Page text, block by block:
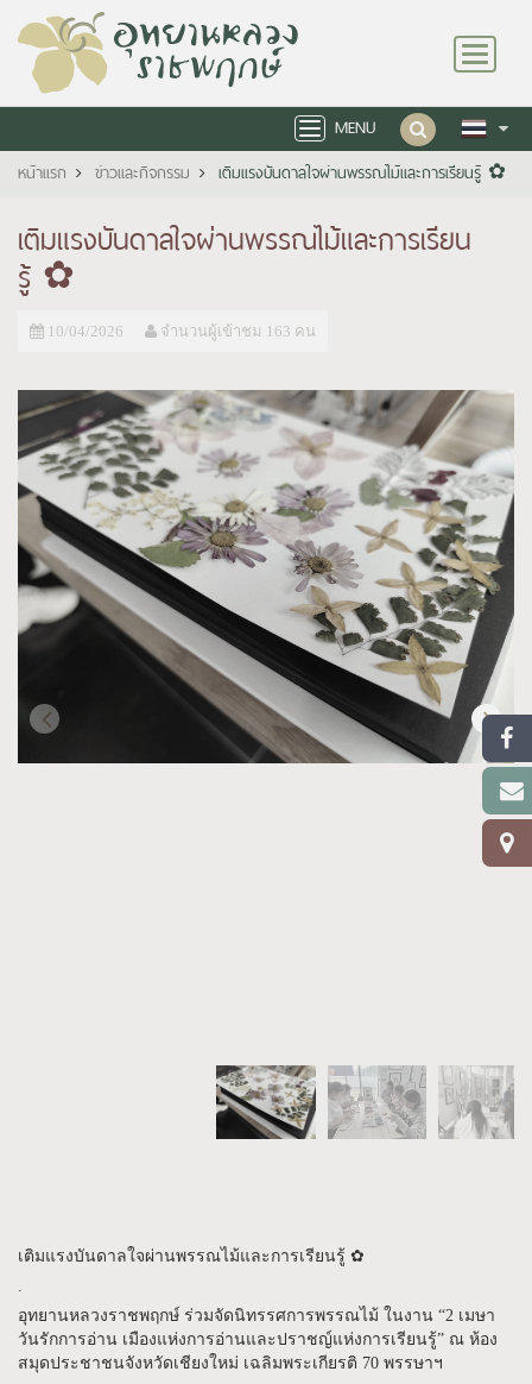
Toggle
navigation
MENU
Toggle
navigation
หน้าแรก ข่าวและกิจกรรม เติมแรงบันดาลใจผ่านพรรณไม้และการเรียนรู้ ✿
เติมแรงบันดาลใจผ่านพรรณไม้และการเรียน
รู้ ✿
10/04/2026 จำนวนผู้เข้าชม 163 คน
เติมแรงบันดาลใจผ่านพรรณไม้และการเรียนรู้ ✿
.
อุทยานหลวงราชพฤกษ์ ร่วมจัดนิทรรศการพรรณไม้ ในงาน “2 เมษา
วันรักการอ่าน เมืองแห่งการอ่านและปราชญ์แห่งการเรียนรู้” ณ ห้อง
สมุดประชาชนจังหวัดเชียงใหม่ เฉลิมพระเกียรติ 70 พรรษาฯ